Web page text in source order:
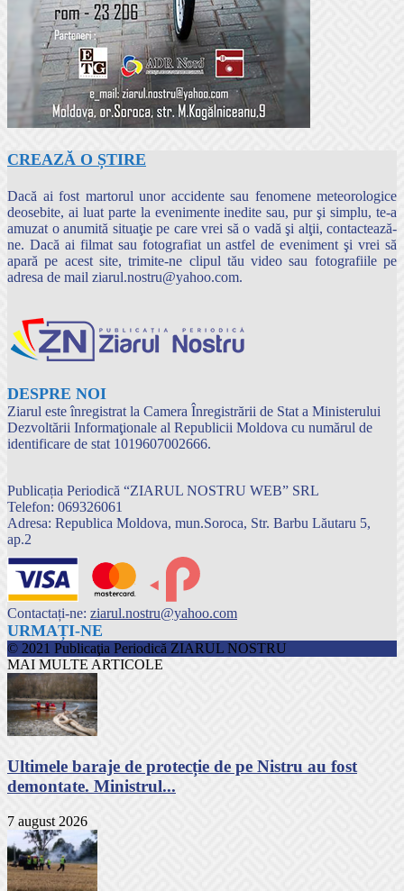
CREAZĂ O ȘTIRE
Dacă ai fost martorul unor accidente sau fenomene meteorologice
deosebite, ai luat parte la evenimente inedite sau, pur şi simplu, te-a
amuzat o anumită situaţie pe care vrei să o vadă şi alţii, contactează-
ne. Dacă ai filmat sau fotografiat un astfel de eveniment şi vrei să
apară pe acest site, trimite-ne clipul tău video sau fotografiile pe
adresa de mail ziarul.nostru@yahoo.com.
DESPRE NOI
Ziarul este înregistrat la Camera Înregistrării de Stat a Ministerului
Dezvoltării Informaţionale al Republicii Moldova cu numărul de
identificare de stat 1019607002666.
Publicația Periodică “ZIARUL NOSTRU WEB” SRL
Telefon: 069326061
Adresa: Republica Moldova, mun.Soroca, Str. Barbu Lăutaru 5,
ap.2
Contactați-ne: ziarul.nostru@yahoo.com
URMAȚI-NE
© 2021 Publicaţia Periodică ZIARUL NOSTRU
MAI MULTE ARTICOLE
Ultimele baraje de protecție de pe Nistru au fost
demontate. Ministrul...
7 august 2026